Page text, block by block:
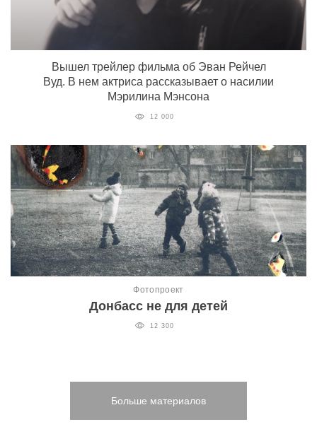
Вышел трейлер фильма об Эван Рейчел
Вуд. В нем актриса рассказывает о насилии
Мэрилина Мэнсона
12 000
Фотопроект
Донбасс не для детей
12 300
Больше материалов